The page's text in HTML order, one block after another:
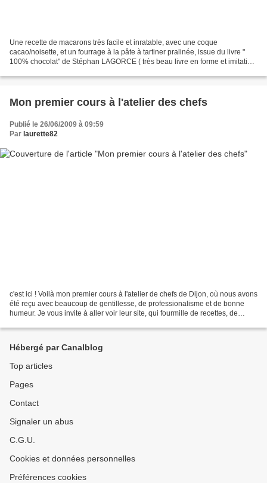
Une recette de macarons très facile et inratable, avec une coque
cacao/noisette, et un fourrage à la pâte à tartiner pralinée, issue du livre "
100% chocolat" de Stéphan LAGORCE ( très beau livre en forme et imitation
Mon premier cours à l'atelier des chefs
Publié le 26/06/2009 à 09:59
Par laurette82
c'est ici ! Voilà mon premier cours à l'atelier de chefs de Dijon, où nous avons
été reçu avec beaucoup de gentillesse, de professionalisme et de bonne
humeur. Je vous invite à aller voir leur site, qui fourmille de recettes, de
Hébergé par Canalblog
Top articles
Pages
Contact
Signaler un abus
C.G.U.
Cookies et données personnelles
Préférences cookies